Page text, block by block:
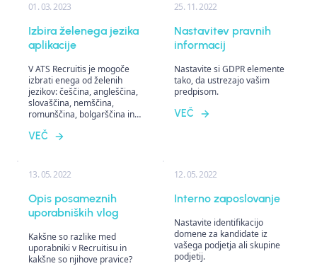
01. 03. 2023
Izbira želenega jezika
aplikacije
V ATS Recruitis je mogoče
izbrati enega od želenih
jezikov: češčina, angleščina,
slovaščina, nemščina,
romunščina, bolgarščina in
aplikacija je dodatno
VEČ
25. 11. 2022
Nastavitev pravnih
informacij
Nastavite si GDPR elemente
tako, da ustrezajo vašim
predpisom.
VEČ
13. 05. 2022
Opis posameznih
uporabniških vlog
Kakšne so razlike med
uporabniki v Recruitisu in
kakšne so njihove pravice?
12. 05. 2022
Interno zaposlovanje
Nastavite identifikacijo
domene za kandidate iz
vašega podjetja ali skupine
podjetij.